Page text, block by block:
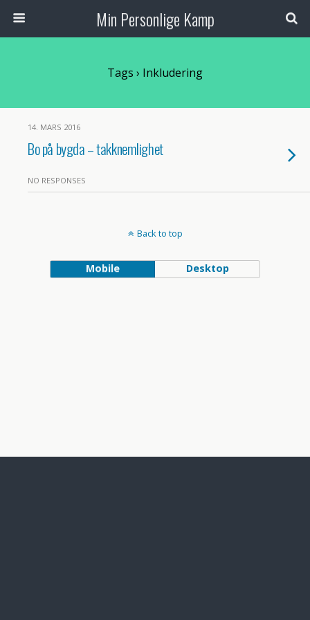
Min Personlige Kamp
Tags › Inkludering
14. MARS 2016
Bo på bygda – takknemlighet
NO RESPONSES
Back to top
Mobile Desktop